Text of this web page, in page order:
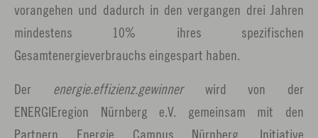
vorangehen und dadurch in den vergangen drei Jahren
mindestens 10% ihres spezifischen
Gesamtenergieverbrauchs eingespart haben.
Der energie.effizienz.gewinnerwird von der
ENERGIEregion Nürnberg e.V. gemeinsam mit den
Partnern Energie Campus Nürnberg, Initiative